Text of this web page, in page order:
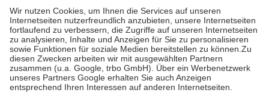
höchstens zehn Euro.
Es sind jedoch nie mehr als die tatsächlichen
Kosten der Leistung zu entrichten.
Diese Regeln gelten grundsätzlich auch für Online-Apotheken.
Bei Heilmitteln und häuslicher Krankenpflege beträgt die
Zuzahlung zehn Prozent der Kosten sowie zehn Euro je
Verordnung.
Um das Engagement der Versicherten für ihre eigene Gesundheit zu
stärken und die besondere Stellung der Familie zu unterstützen,